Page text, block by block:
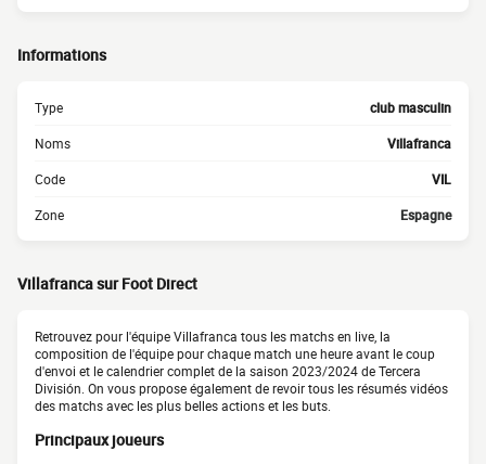
Informations
Type club masculin
Noms Villafranca
Code VIL
Zone Espagne
Villafranca sur Foot Direct
Retrouvez pour l'équipe Villafranca tous les matchs en live, la
composition de l'équipe pour chaque match une heure avant le coup
d'envoi et le calendrier complet de la saison 2023/2024 de Tercera
División. On vous propose également de revoir tous les résumés vidéos
des matchs avec les plus belles actions et les buts.
Principaux joueurs